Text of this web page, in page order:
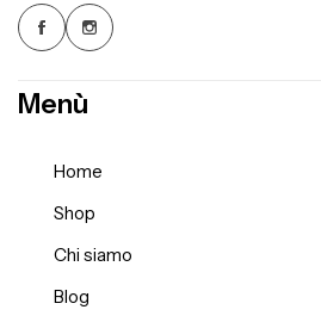
Menù
Home
Shop
Chi siamo
Blog